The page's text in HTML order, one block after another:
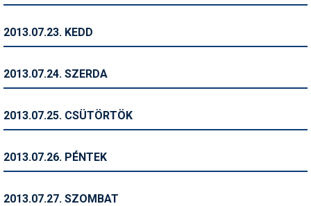
Telemark
Történelem
Utazási tippek
2013.07.23. KEDD
2013.07.24. SZERDA
2013.07.25. CSÜTÖRTÖK
2013.07.26. PÉNTEK
2013.07.27. SZOMBAT